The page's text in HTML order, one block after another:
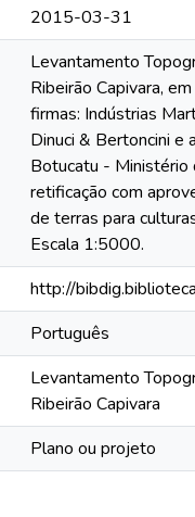
2015-03-31
Levantamento
Ribeirão Capivara,
firmas: Indústrias
Dinuci & Bertoncini e
Botucatu - Ministério
retificação com
de terras para
Escala 1:5000.
http://
Português
Levantamento
Ribeirão Capivara
Plano ou projeto